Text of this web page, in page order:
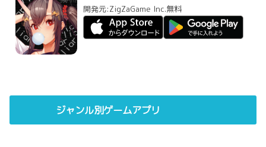
開発元:ZigZaGame Inc.無料
ジャンル別ゲームアプリ